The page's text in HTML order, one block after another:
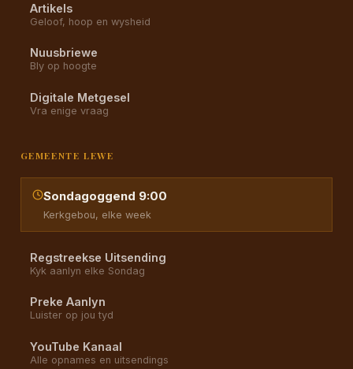
Artikels
Geloof, hoop en wysheid
Nuusbriewe
Bly op hoogte
Digitale Metgesel
Vra enige vraag
GEMEENTE LEWE
Sondagoggend 9:00
Kerkgebou, elke week
Regstreekse Uitsending
Kyk aanlyn elke Sondag
Preke Aanlyn
Luister op jou tyd
YouTube Kanaal
Alle opnames en uitsendings